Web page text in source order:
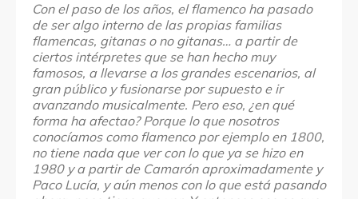
Con el paso de los años, el flamenco ha pasado
de ser algo interno de las propias familias
flamencas, gitanas o no gitanas… a partir de
ciertos intérpretes que se han hecho muy
famosos, a llevarse a los grandes escenarios, al
gran público y fusionarse por supuesto e ir
avanzando musicalmente. Pero eso, ¿en qué
forma ha afectao? Porque lo que nosotros
conocíamos como flamenco por ejemplo en 1800,
no tiene nada que ver con lo que ya se hizo en
1980 y a partir de Camarón aproximadamente y
Paco Lucía, y aún menos con lo que está pasando